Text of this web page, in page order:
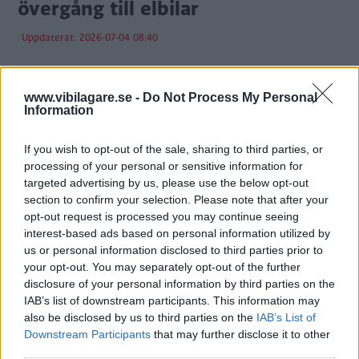
www.vibilagare.se - Do Not Process My Personal
Information
If you wish to opt-out of the sale, sharing to third parties, or
processing of your personal or sensitive information for
targeted advertising by us, please use the below opt-out
section to confirm your selection. Please note that after your
opt-out request is processed you may continue seeing
interest-based ads based on personal information utilized by
us or personal information disclosed to third parties prior to
your opt-out. You may separately opt-out of the further
disclosure of your personal information by third parties on the
IAB’s list of downstream participants. This information may
also be disclosed by us to third parties on the IAB’s List of
Downstream Participants that may further disclose it to other
övergång till elbilar
Uppdaterat: 2026-07-04 08:40
7 0 0
Trafikverket färdiga med E4:an
före utsatt tid
Uppdaterat: 2026-07-04 08:38
3 0 0
Första juli sänks bränslepriserna
– kraftigt
Uppdaterat: 2026-07-02 08:24